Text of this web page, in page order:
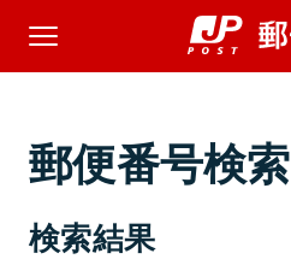
郵便番号検索
検索結果